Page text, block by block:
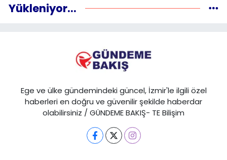
Yükleniyor...
Ege ve ülke gündemindeki güncel, İzmir'le ilgili özel
haberleri en doğru ve güvenilir şekilde haberdar
olabilirsiniz / GÜNDEME BAKIŞ- TE Bilişim